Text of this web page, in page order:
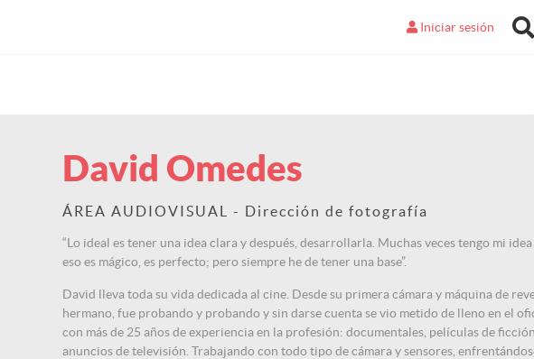
Iniciar sesión
David Omedes
ÁREA AUDIOVISUAL - Dirección de fotografía
“Lo ideal es tener una idea clara y después, desarrollarla. Muchas veces tengo mi
eso es mágico, es perfecto; pero siempre he de tener una base”.
David lleva toda su vida dedicada al cine. Desde su primera cámara y máquina de
hermano, fue probando y probando y sin darse cuenta se vio metido de lleno en el
con más de 25 años de experiencia en la profesión: documentales, películas de
anuncios de televisión. Trabajando con todo tipo de cámara y sensores,